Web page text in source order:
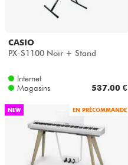
Batteries & Percu
Vents
Violons & Quatuor
Eveil Musical
CASIO
PX-S1100 Noir + Stand
Internet
Magasins
537.00 €
NEW EN PRÉCOMMANDE